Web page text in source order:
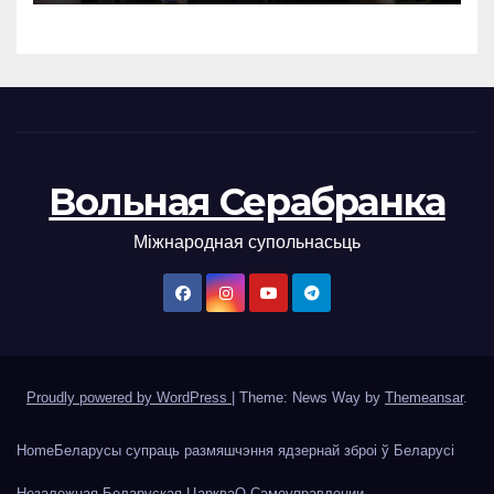
Вольная Серабранка
Міжнародная супольнасьць
Proudly powered by WordPress | Theme: News Way by Themeansar.
HomeБеларусы супраць размяшчэння ядзернай зброі ў Беларусі